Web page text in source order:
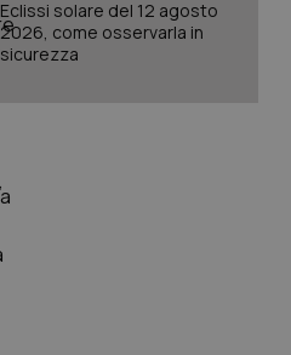
Eclissi solare del 12 agosto
2026, come osservarla in
sicurezza